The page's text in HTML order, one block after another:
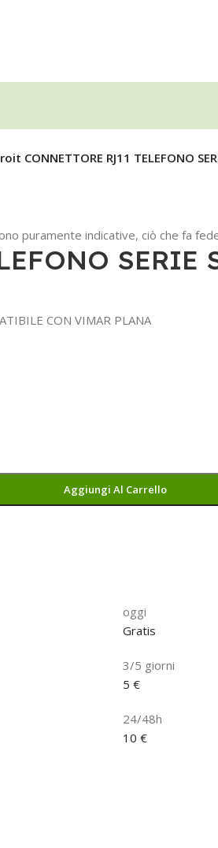
CONNETTORE RJ11 TELEFONO
puramente indicative, ciò che fa
SERIE
CON VIMAR PLANA
Aggiungi Al Carrello
oggi
Gratis
3/5 giorni
5 €
24/48h
10 €